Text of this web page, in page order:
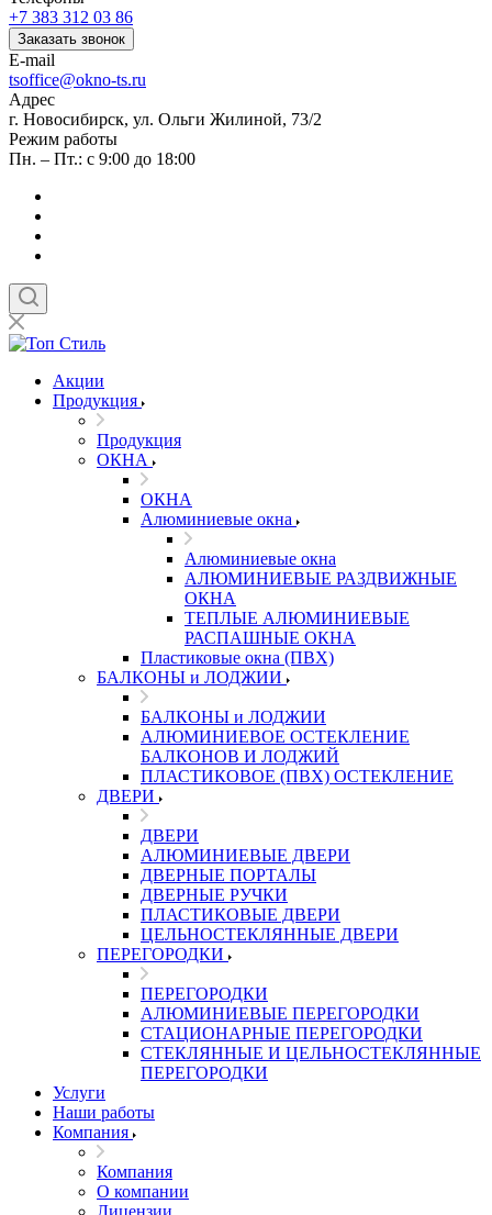
+7 383 312 03 86
Заказать звонок
E-mail
tsoffice@okno-ts.ru
Адрес
г. Новосибирск, ул. Ольги Жилиной, 73/2
Режим работы
Пн. – Пт.: с 9:00 до 18:00
Акции
Продукция
Продукция
ОКНА
ОКНА
Алюминиевые окна
Алюминиевые окна
АЛЮМИНИЕВЫЕ РАЗДВИЖНЫЕ
ОКНА
ТЕПЛЫЕ АЛЮМИНИЕВЫЕ
РАСПАШНЫЕ ОКНА
Пластиковые окна (ПВХ)
БАЛКОНЫ и ЛОДЖИИ
БАЛКОНЫ и ЛОДЖИИ
АЛЮМИНИЕВОЕ ОСТЕКЛЕНИЕ
БАЛКОНОВ И ЛОДЖИЙ
ПЛАСТИКОВОЕ (ПВХ) ОСТЕКЛЕНИЕ
ДВЕРИ
ДВЕРИ
АЛЮМИНИЕВЫЕ ДВЕРИ
ДВЕРНЫЕ ПОРТАЛЫ
ДВЕРНЫЕ РУЧКИ
ПЛАСТИКОВЫЕ ДВЕРИ
ЦЕЛЬНОСТЕКЛЯННЫЕ ДВЕРИ
ПЕРЕГОРОДКИ
ПЕРЕГОРОДКИ
АЛЮМИНИЕВЫЕ ПЕРЕГОРОДКИ
СТАЦИОНАРНЫЕ ПЕРЕГОРОДКИ
СТЕКЛЯННЫЕ И ЦЕЛЬНОСТЕКЛЯННЫЕ
ПЕРЕГОРОДКИ
Услуги
Наши работы
Компания
Компания
О компании
Лицензии